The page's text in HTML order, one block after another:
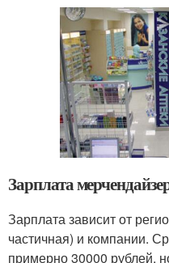
Зарплата
Зарплата зависит от
частичная) и компании.
примерно 30000 рублей,